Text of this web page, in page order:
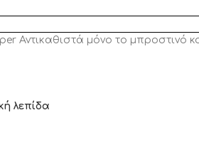
Αντικαθιστά μόνο το μπροστινό
λεπίδα